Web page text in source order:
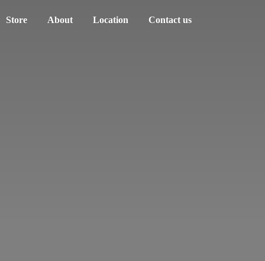
Store About Location Contact us